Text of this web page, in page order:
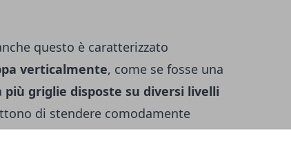
questo è caratterizzato
verticalmente, come se fosse una
più griglie disposte su diversi livelli
di stendere comodamente
Questo modello di stendino si presta